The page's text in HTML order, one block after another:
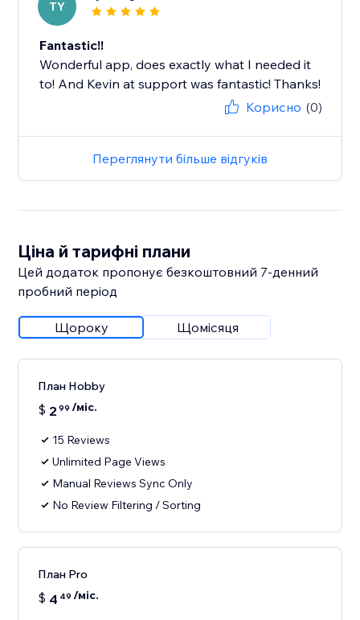
TY
Fantastic!!
Wonderful app, does exactly what I needed it
to! And Kevin at support was fantastic! Thanks!
Корисно (0)
Переглянути більше відгуків
Ціна й тарифні плани
Цей додаток пропонує безкоштовний 7‑денний
пробний період
Щороку Щомісяця
План Hobby
$ 2 99 /міс.
15 Reviews
Unlimited Page Views
Manual Reviews Sync Only
No Review Filtering / Sorting
План Pro
$ 4 49 /міс.